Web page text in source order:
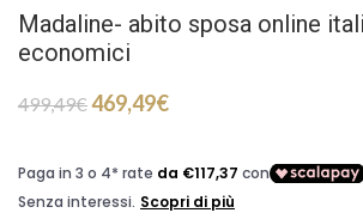
Madaline- abito sposa online
economici
499,49€469,49€